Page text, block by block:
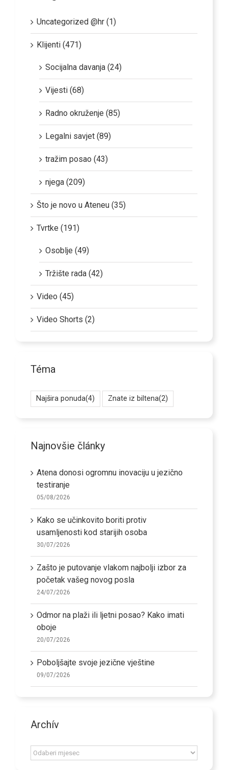
Klijenti (471)
Vijesti (68)
Radno okruženje (85)
Legalni savjet (89)
tražim posao (43)
njega (209)
Što je novo u Ateneu (35)
Tvrtke (191)
Tržište rada (42)
Video (45)
Video Shorts (2)
Najšira ponuda(4) Znate iz biltena(2)
testiranje
05/08/2026
Kako se učinkovito boriti protiv
usamljenosti kod starijih osoba
30/07/2026
Zašto je putovanje vlakom najbolji izbor za
početak vašeg novog posla
24/07/2026
Odmor na plaži ili ljetni posao? Kako imati
oboje
20/07/2026
Poboljšajte svoje jezične vještine
09/07/2026